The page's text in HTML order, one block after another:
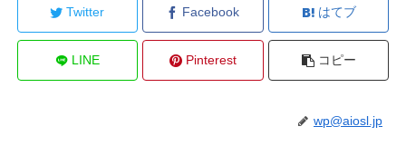
Twitter Facebook はてブ
LINE Pinterest コピー
wp@aiosl.jp